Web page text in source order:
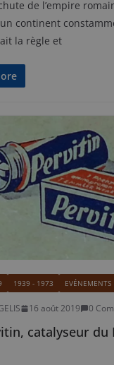
de l’empire
continent
la règle et
1939 - 1973 EVÉNEMENTS
16 août 2019 0
catalyseur du